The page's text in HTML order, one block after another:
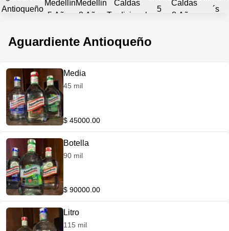
Antioqueño
Medellín
5 Años
Medellin
8 Años
Caldas
Tradicional
5
Caldas
8 Años
´s
Aguardiente Antioqueño
Media
45 mil
$ 45000.00
Botella
90 mil
$ 90000.00
Litro
115 mil